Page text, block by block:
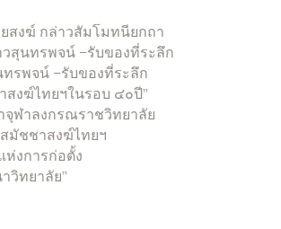
สงฆ์ กล่าวสัมโมทนียกถา
วสุนทรพจน์ –รับของที่ระลึก
ทรพจน์ –รับของที่ระลึก
สงฆ์ไทยฯในรอบ ๔๐ปี”
ฬาลงกรณราชวิทยาลัย
มัชชาสงฆ์ไทยฯ
งการก่อตั้ง
วิทยาลัย”